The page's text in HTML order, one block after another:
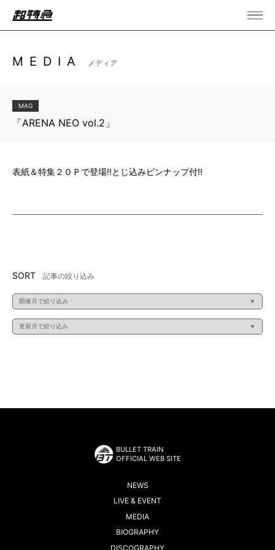
MEDIA メディア
MAG
「ARENA NEO vol.2」
表紙＆特集２０Ｐで登場!!とじ込みピンナップ付!!
SORT 記事の絞り込み
BULLET TRAIN
OFFICIAL WEB SITE
NEWS
LIVE & EVENT
MEDIA
BIOGRAPHY
DISCOGRAPHY